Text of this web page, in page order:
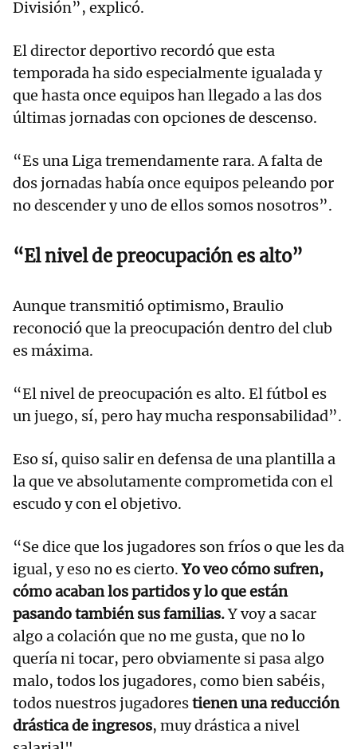
División”, explicó.
El director deportivo recordó que esta
temporada ha sido especialmente igualada y
que hasta once equipos han llegado a las dos
últimas jornadas con opciones de descenso.
“Es una Liga tremendamente rara. A falta de
dos jornadas había once equipos peleando por
no descender y uno de ellos somos nosotros”.
“El nivel de preocupación es alto”
Aunque transmitió optimismo, Braulio
reconoció que la preocupación dentro del club
es máxima.
“El nivel de preocupación es alto. El fútbol es
un juego, sí, pero hay mucha responsabilidad”.
Eso sí, quiso salir en defensa de una plantilla a
la que ve absolutamente comprometida con el
escudo y con el objetivo.
“Se dice que los jugadores son fríos o que les da
igual, y eso no es cierto.Yo veo cómo sufren,
cómo acaban los partidos y lo que están
pasando también sus familias.Y voy a sacar
algo a colación que no me gusta, que no lo
quería ni tocar, pero obviamente si pasa algo
malo, todos los jugadores, como bien sabéis,
todos nuestros jugadorestienen una reducción
drástica de ingresos, muy drástica a nivel